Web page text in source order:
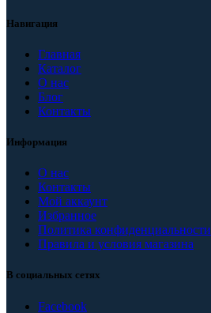
Навигация
Главная
Каталог
О нас
Блог
Контакты
Информация
О нас
Контакты
Мой аккаунт
Избранное
Политика конфиденциальности
Правила и условия магазина
В социальных сетях
Facebook